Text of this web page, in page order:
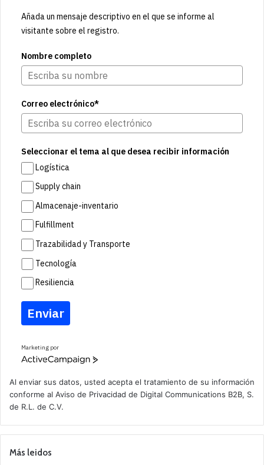
Añada un mensaje descriptivo en el que se informe al
visitante sobre el registro.
Nombre completo
Correo electrónico*
Seleccionar el tema al que desea recibir información
Logística
Supply chain
Almacenaje-inventario
Fulfillment
Trazabilidad y Transporte
Tecnología
Resiliencia
Enviar
Marketing por
A
v
e
a
m
a
Al enviar sus datos, usted acepta el tratamiento de su información
conforme al Aviso de Privacidad de Digital Communications B2B, S.
de R.L. de C.V.
Más leidos